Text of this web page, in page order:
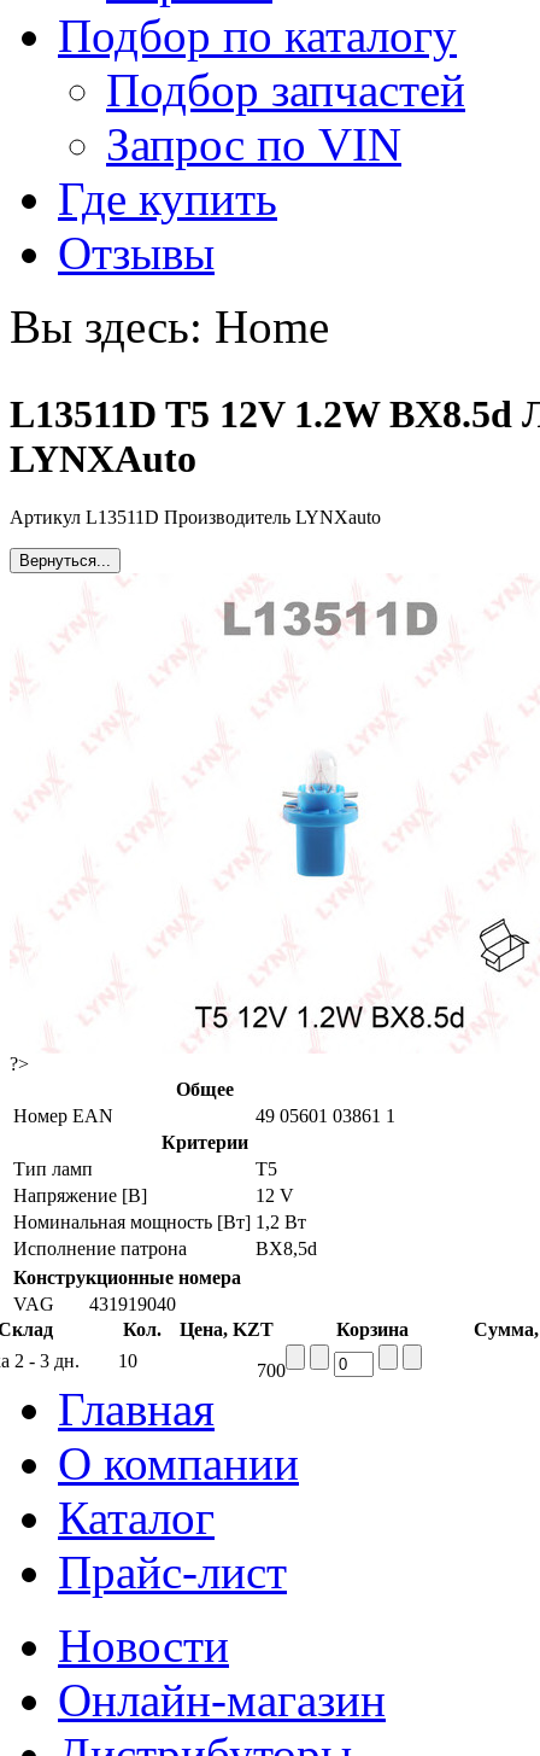
Подбор по каталогу
Подбор запчастей
Запрос по VIN
Где купить
Отзывы
Вы здесь: Home
L13511D T5 12V 1.2W
LYNXAuto
Артикул L13511D Производитель LYNXauto
Вернуться...
?>
Общее
Номер EAN
49 05601 03861 1
Критерии
Тип ламп
T5
Напряжение [В]
12 V
Номинальная мощность [Вт] 1,2 Вт
Исполнение патрона
BX8,5d
Конструкционные номера
VAG
431919040
Кол. Цена, KZT Корзина
2 - 3 дн.
10 700
Главная
О компании
Каталог
Прайс-лист
Новости
Онлайн-магазин